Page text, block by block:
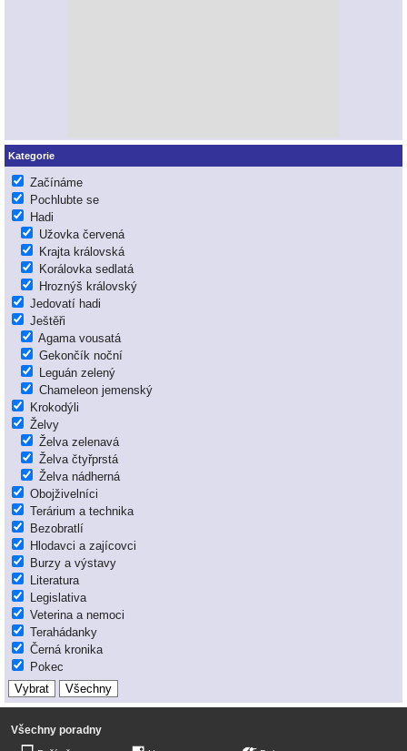
Kategorie
Začínáme
Pochlubte se
Hadi
Užovka červená
Krajta královská
Korálovka sedlatá
Hroznýš královský
Jedovatí hadi
Ještěři
Agama vousatá
Gekončík noční
Leguán zelený
Chameleon jemenský
Krokodýli
Želvy
Želva zelenavá
Želva čtyřprstá
Želva nádherná
Obojživelníci
Terárium a technika
Bezobratlí
Hlodavci a zajícovci
Burzy a výstavy
Literatura
Legislativa
Veterina a nemoci
Terahádanky
Černá kronika
Pokec
Všechny poradny